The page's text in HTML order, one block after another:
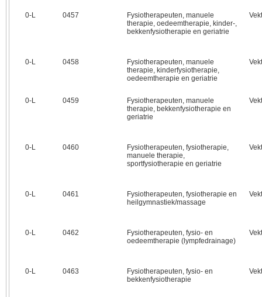
0‑L 0457
Fysiotherapeuten, manuele
therapie, oedeemtherapie, kinder-,
bekkenfysiotherapie en geriatrie
0‑L 0458
Fysiotherapeuten, manuele
therapie, kinderfysiotherapie,
oedeemtherapie en geriatrie
0‑L 0459
Fysiotherapeuten, manuele
therapie, bekkenfysiotherapie en
geriatrie
0‑L 0460
Fysiotherapeuten, fysiotherapie,
manuele therapie,
sportfysiotherapie en geriatrie
0‑L 0461
Fysiotherapeuten, fysiotherapie en
heilgymnastiek/massage
0‑L 0462
Fysiotherapeuten, fysio- en
oedeemtherapie (lympfedrainage)
0‑L 0463
Fysiotherapeuten, fysio- en
bekkenfysiotherapie